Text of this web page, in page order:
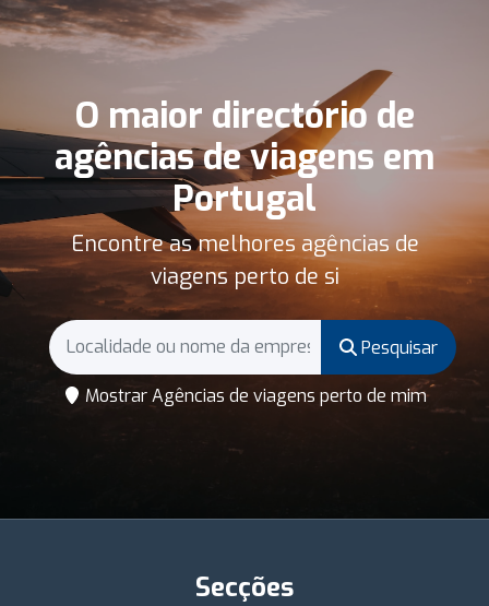
O maior directório de
agências de viagens em
Portugal
Encontre as melhores agências de
viagens perto de si
Pesquisar
Mostrar Agências de viagens perto de mim
Secções